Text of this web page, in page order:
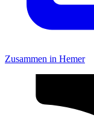
Zusammen in Hemer